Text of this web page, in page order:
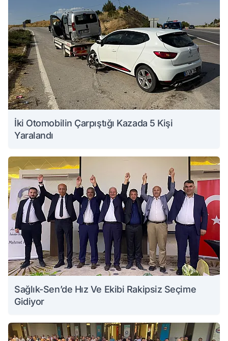
İki Otomobilin Çarpıştığı Kazada 5 Kişi
Yaralandı
Sağlık-Sen’de Hız Ve Ekibi Rakipsiz Seçime
Gidiyor